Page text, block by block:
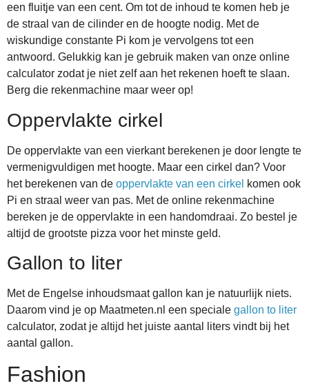
een fluitje van een cent. Om tot de inhoud te komen heb je
de straal van de cilinder en de hoogte nodig. Met de
wiskundige constante Pi kom je vervolgens tot een
antwoord. Gelukkig kan je gebruik maken van onze online
calculator zodat je niet zelf aan het rekenen hoeft te slaan.
Berg die rekenmachine maar weer op!
Oppervlakte cirkel
De oppervlakte van een vierkant berekenen je door lengte te
vermenigvuldigen met hoogte. Maar een cirkel dan? Voor
het berekenen van de oppervlakte van een cirkel komen ook
Pi en straal weer van pas. Met de online rekenmachine
bereken je de oppervlakte in een handomdraai. Zo bestel je
altijd de grootste pizza voor het minste geld.
Gallon to liter
Met de Engelse inhoudsmaat gallon kan je natuurlijk niets.
Daarom vind je op Maatmeten.nl een speciale gallon to liter
calculator, zodat je altijd het juiste aantal liters vindt bij het
aantal gallon.
Fashion